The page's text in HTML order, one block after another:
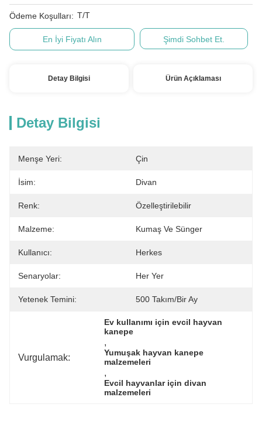
Ödeme Koşulları: T/T
En İyi Fiyatı Alın Şimdi Sohbet Et.
Detay Bilgisi Ürün Açıklaması
Detay Bilgisi
Menşe Yeri: Çin
İsim: Divan
Renk: Özelleştirilebilir
Malzeme: Kumaş Ve Sünger
Kullanıcı: Herkes
Senaryolar: Her Yer
Yetenek Temini: 500 Takım/bir Ay
Vurgulamak:
Ev kullanımı için evcil hayvan
kanepe
,
Yumuşak hayvan kanepe
malzemeleri
,
Evcil hayvanlar için divan
malzemeleri